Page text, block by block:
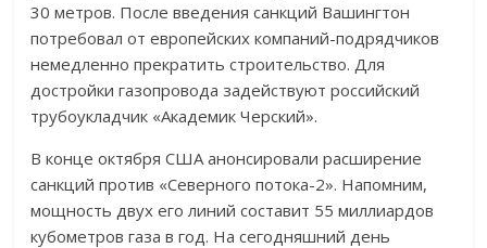
30 метров. После введения санкций Вашингтон
потребовал от европейских компаний-подрядчиков
немедленно прекратить строительство. Для
достройки газопровода задействуют российский
трубоукладчик «Академик Черский».
В конце октября США анонсировали расширение
санкций против «Северного потока-2». Напомним,
мощность двух его линий составит 55 миллиардов
кубометров газа в год. На сегодняшний день